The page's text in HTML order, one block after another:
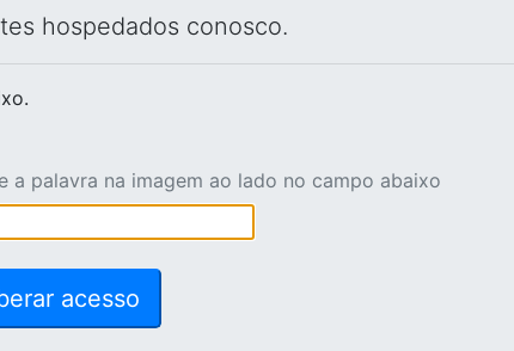
hospedados conosco.
a palavra na imagem ao lado no campo abaixo